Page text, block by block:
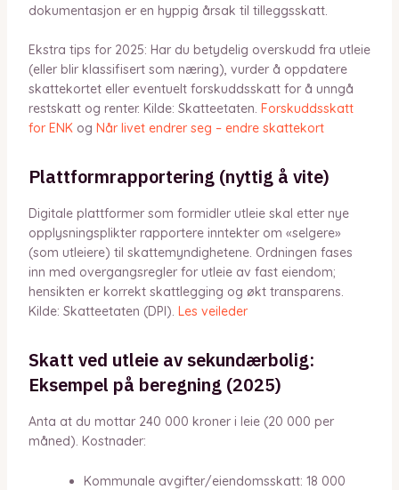
dokumentasjon er en hyppig årsak til tilleggsskatt.
Ekstra tips for 2025: Har du betydelig overskudd fra utleie
(eller blir klassifisert som næring), vurder å oppdatere
skattekortet eller eventuelt forskuddsskatt for å unngå
restskatt og renter. Kilde: Skatteetaten. Forskuddsskatt
for ENKog Når livet endrer seg – endre skattekort
Plattformrapportering (nyttig å vite)
Digitale plattformer som formidler utleie skal etter nye
opplysningsplikter rapportere inntekter om «selgere»
(som utleiere) til skattemyndighetene. Ordningen fases
inn med overgangsregler for utleie av fast eiendom;
hensikten er korrekt skattlegging og økt transparens.
Kilde: Skatteetaten (DPI). Les veileder
Skatt ved utleie av sekundærbolig:
Eksempel på beregning (2025)
Anta at du mottar 240 000 kroner i leie (20 000 per
måned). Kostnader:
Kommunale avgifter/eiendomsskatt: 18 000